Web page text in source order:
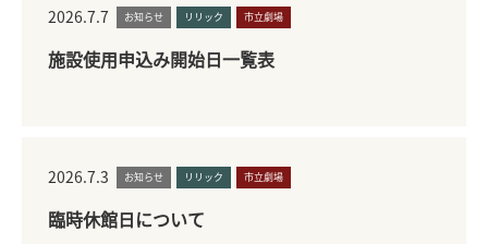
2026.7.7 お知らせ リリック 市立劇場
施設使用申込み開始日一覧表
2026.7.3 お知らせ リリック 市立劇場
臨時休館日について